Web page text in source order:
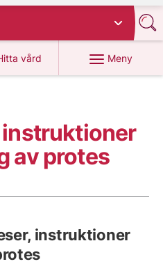
vård
på 1177.se
Meny
instruktioner
av protes
instruktioner